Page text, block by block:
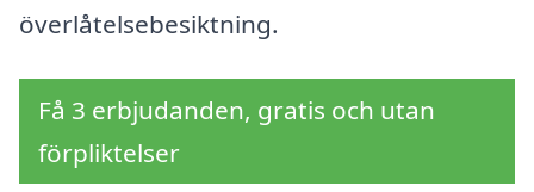
överlåtelsebesiktning.
Få 3 erbjudanden, gratis och utan
förpliktelser